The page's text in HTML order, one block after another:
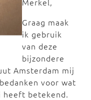
Graag maak
ik gebruik
van deze
bijzondere
Amsterdam mij
voor wat
heeft betekend.